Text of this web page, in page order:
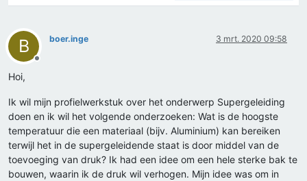
B
Offline
boer.inge 3 mrt. 2020 09:58
Hoi,
Ik wil mijn profielwerkstuk over het onderwerp Supergeleiding
doen en ik wil het volgende onderzoeken: Wat is de hoogste
temperatuur die een materiaal (bijv. Aluminium) kan bereiken
terwijl het in de supergeleidende staat is door middel van de
toevoeging van druk? Ik had een idee om een hele sterke bak te
bouwen, waarin ik de druk wil verhogen. Mijn idee was om in